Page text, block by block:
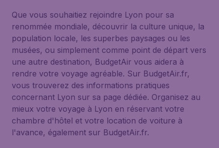
Que vous souhaitiez rejoindre Lyon pour sa
renommée mondiale, découvrir la culture unique, la
population locale, les superbes paysages ou les
musées, ou simplement comme point de départ vers
une autre destination, BudgetAir vous aidera à
rendre votre voyage agréable. Sur BudgetAir.fr,
vous trouverez des informations pratiques
concernant Lyon sur sa page dédiée. Organisez au
mieux votre voyage à Lyon en réservant votre
chambre d'hôtel et votre location de voiture à
l'avance, également sur BudgetAir.fr.